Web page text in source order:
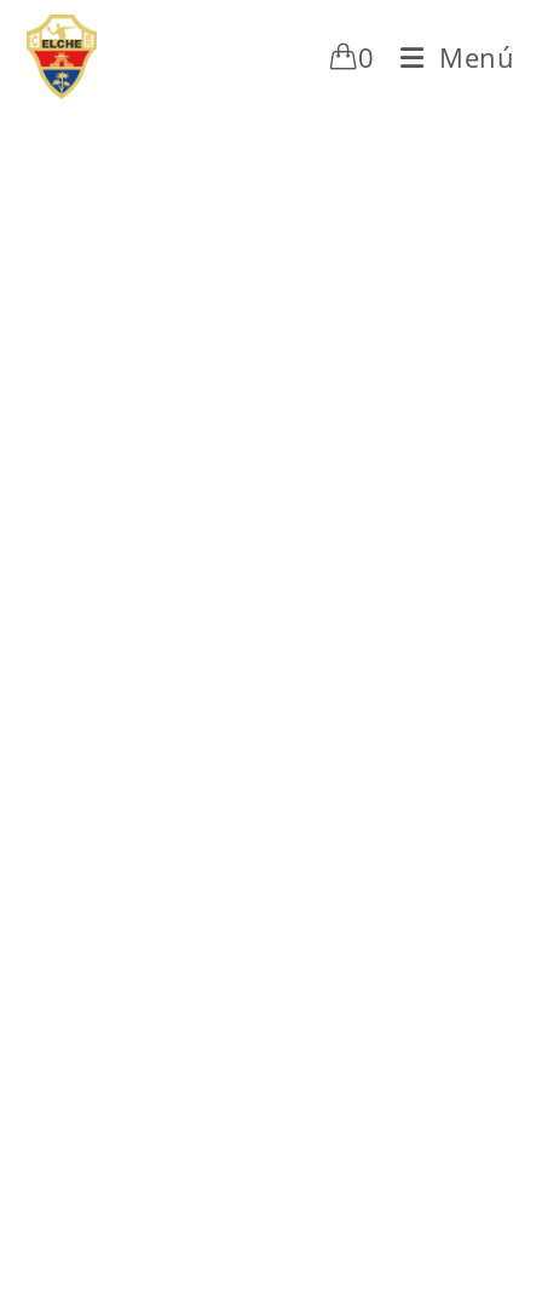
0 Menú